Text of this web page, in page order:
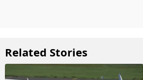
Related Stories